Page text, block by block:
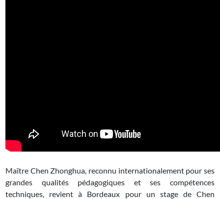
Maître Chen Zhonghua, reconnu internationalement pour ses
grandes qualités pédagogiques et ses compétences
techniques, revient à Bordeaux pour un stage de Chen